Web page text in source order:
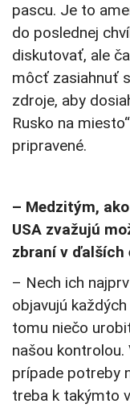
pascu. Je to
do poslednej
diskutovať, ale
môcť zasiahnuť
zdroje, aby
Rusko na
pripravené.
– Medzitým,
USA zvažujú
zbraní v ďalších
– Nech ich
objavujú
tomu niečo
našou kontrolou.
prípade potreby
treba k takýmto